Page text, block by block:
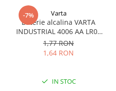
-7% Varta
Baterie alcalina VARTA
INDUSTRIAL 4006 AA LR06
1.5V bulk
1,77 RON
1,64 RON
IN STOC